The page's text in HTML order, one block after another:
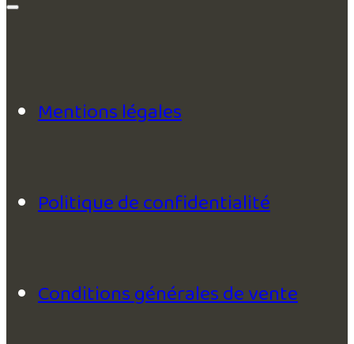
Mentions légales
Politique de confidentialité
Conditions générales de vente